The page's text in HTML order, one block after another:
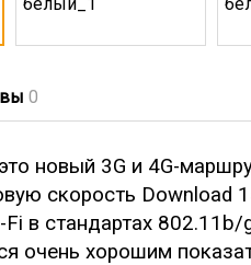
0
новый 3G и 4G-
скорость
Fi в стандартах
очень хорошим